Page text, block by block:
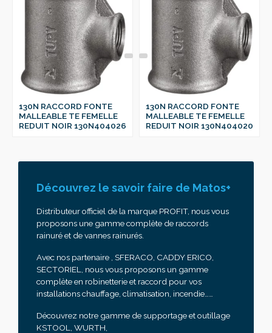
130N RACCORD FONTE
MALLEABLE TE FEMELLE
REDUIT NOIR 130N404026
130N RACCORD FONTE
MALLEABLE TE FEMELLE
REDUIT NOIR 130N404020
Découvrez le savoir faire de Matos+
Distributeur officiel de la marque PROFIT, nous vous
proposons une gamme complète de raccords
rainuré et de vannes rainurés.
Avec nos partenaire , SFERACO, CADDY ERICO,
SECTORIEL, nous vous proposons un gamme
complète en robinetterie et raccord pour vos
installations chauffage, climatisation, incendie……
Découvrez notre gamme de supportage et outillage
KSTOOL, WURTH,